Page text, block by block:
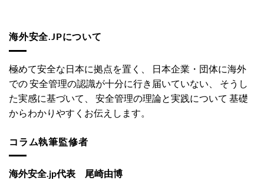
海外安全.JPについて
極めて安全な日本に拠点を置く、 日本企業・団体に海外
での 安全管理の認識が十分に行き届いていない、 そうし
た実感に基づいて、 安全管理の理論と実践について 基礎
からわかりやすくお伝えします。
コラム執筆監修者
海外安全.jp代表 尾崎由博